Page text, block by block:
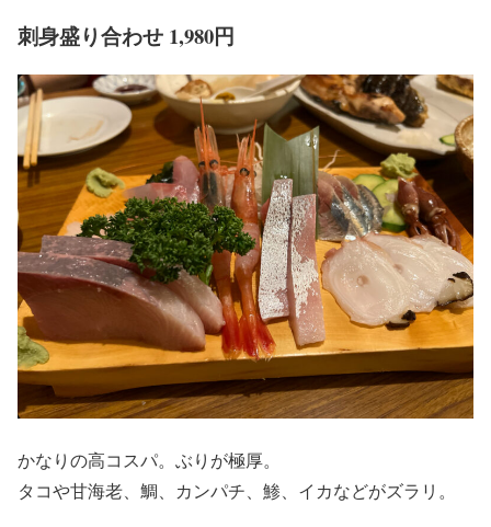
刺身盛り合わせ 1,980円
かなりの高コスパ。ぶりが極厚。
タコや甘海老、鯛、カンパチ、鯵、イカなどがズラリ。